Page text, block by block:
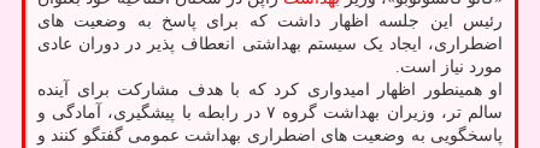
رئیس این جلسه اظهار داشت که برای پاسخ به وضعیت های
اضطراری، ایجاد یک سیستم بهداشتی انعطاف پذیر در دوران عادی
مورد نیاز است.
او همینطور اظهار امیدواری کرد که با هدف مشارکت برای آینده
سالم تر، وزیران بهداشت گروه ۷ در رابطه با پیشگیری، آمادگی و
پاسخگویی به وضعیت های اضطراری بهداشت عمومی گفتگو کنند و